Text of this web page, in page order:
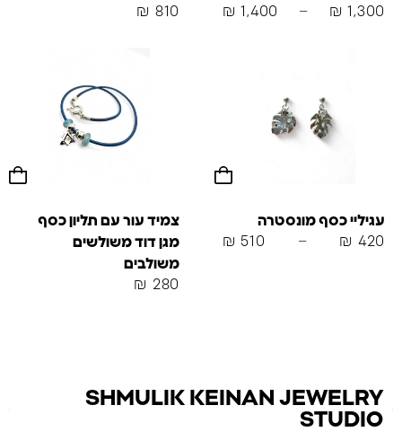
₪ 1,300
–
₪ 1,400
₪ 810
עגיליי כסף מונסטרה
₪ 420
–
₪ 510
צמיד עור עם תליון כסף
מגן דוד משולשים
משולבים
₪ 280
SHMULIK KEINAN JEWELRY
STUDIO